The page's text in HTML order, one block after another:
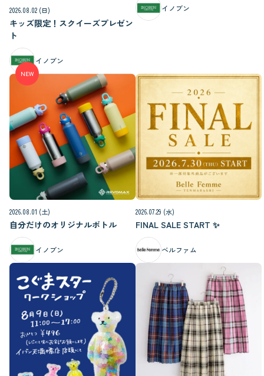
2026.08.02 (日)
キッズ限定！スクイーズプレゼン
ト
イノブン
イノブン
NEW
2026.08.01 (土)
自分だけのオリジナルボトル
イノブン
2026.07.29 (水)
FINAL SALE START ✨️
ベルファム